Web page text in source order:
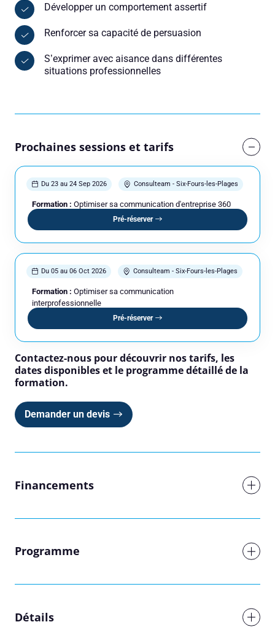
Développer un comportement assertif
Renforcer sa capacité de persuasion
S’exprimer avec aisance dans différentes
situations professionnelles
Prochaines sessions et tarifs
Du 23 au 24 Sep 2026 Consulteam - Six-Fours-les-Plages
Formation : Optimiser sa communication d'entreprise 360
Pré-réserver
Du 05 au 06 Oct 2026 Consulteam - Six-Fours-les-Plages
Formation : Optimiser sa communication
interprofessionnelle
Pré-réserver
Contactez-nous pour découvrir nos tarifs, les
dates disponibles et le programme détaillé de la
formation.
Demander un devis
Financements
Programme
Détails
Réserver une session